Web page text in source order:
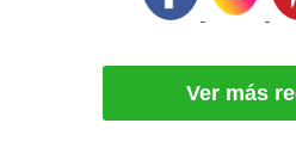
Ver más